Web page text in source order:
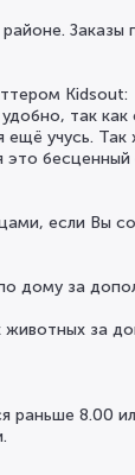
Заказы
Kidsout:
так
ещё учусь.
бесценный
если Вы
дому за
животных за
раньше 8.00